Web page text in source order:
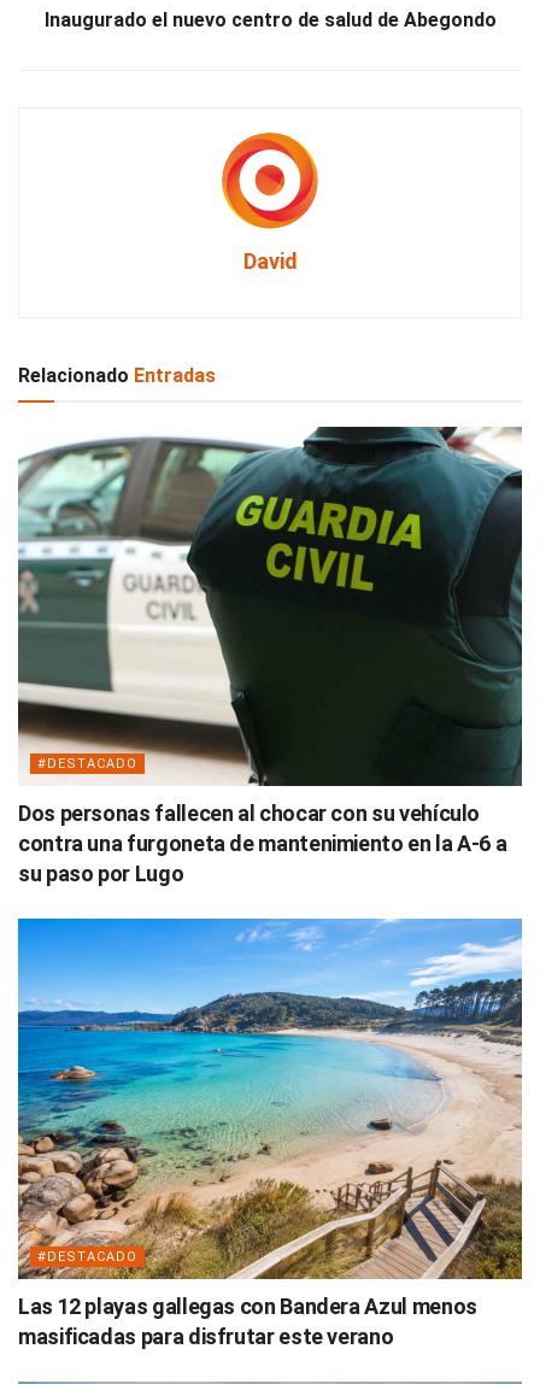
Inaugurado el nuevo centro de salud de Abegondo
David
Relacionado Entradas
#DESTACADO
Dos personas fallecen al chocar con su vehículo
contra una furgoneta de mantenimiento en la A-6 a
su paso por Lugo
#DESTACADO
Las 12 playas gallegas con Bandera Azul menos
masificadas para disfrutar este verano